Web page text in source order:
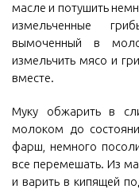
масле и потушить
измельченные
вымоченный в
измельчить мясо и
вместе.
Муку обжарить в
молоком до
фарш, немного
все перемешать. Из
и варить в кипящей